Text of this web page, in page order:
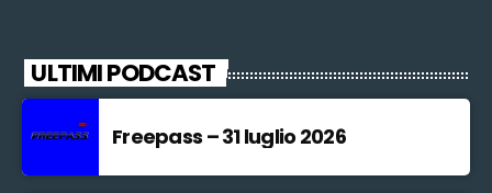
ULTIMI PODCAST
Freepass – 31 luglio 2026